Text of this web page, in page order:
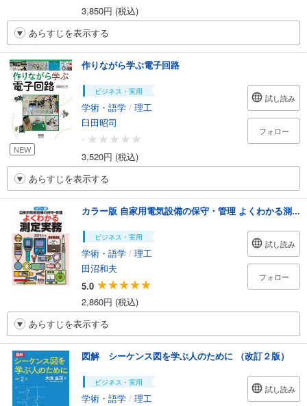
3,850円 (税込)
あらすじを表示する
NEW
作りながら学ぶ電子回路
ビジネス・実用
学術・語学 / 理工
臼田昭司
-
3,520円 (税込)
試し読み
フォロー
あらすじを表示する
カラー版 自家用電気設備の保守・管理 よくわかる測...
ビジネス・実用
学術・語学 / 理工
田沼和夫
5.0
2,860円 (税込)
試し読み
フォロー
あらすじを表示する
図解 シーケンス図を学ぶ人のために （改訂２版）
ビジネス・実用
学術・語学 / 理工
試し読み